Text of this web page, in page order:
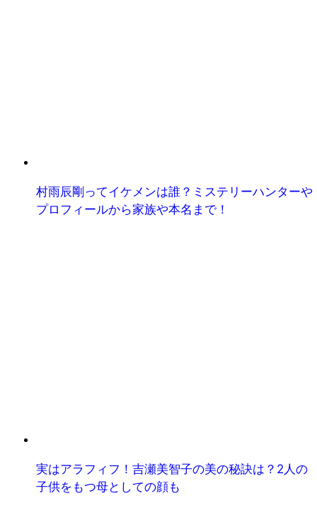
村雨辰剛ってイケメンは誰？ミステリーハンターや
プロフィールから家族や本名まで！
実はアラフィフ！吉瀬美智子の美の秘訣は？2人の
子供をもつ母としての顔も